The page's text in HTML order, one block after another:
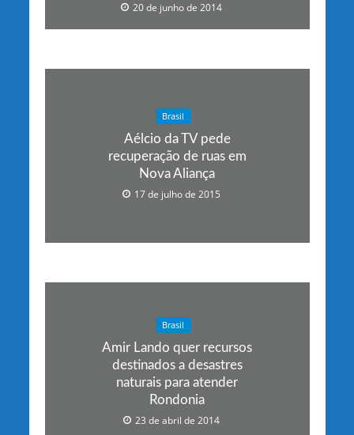
20 de junho de 2014
Brasil
Aélcio da TV pede
recuperação de ruas em
Nova Aliança
17 de julho de 2015
Brasil
Amir Lando quer recursos
destinados a desastres
naturais para atender
Rondonia
23 de abril de 2014